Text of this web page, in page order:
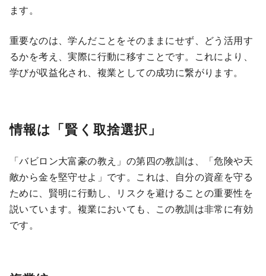
ます。
重要なのは、学んだことをそのままにせず、どう活用す
るかを考え、実際に行動に移すことです。これにより、
学びが収益化され、複業としての成功に繋がります。
情報は「賢く取捨選択」
「バビロン大富豪の教え」の第四の教訓は、「危険や天
敵から金を堅守せよ」です。これは、自分の資産を守る
ために、賢明に行動し、リスクを避けることの重要性を
説いています。複業においても、この教訓は非常に有効
です。